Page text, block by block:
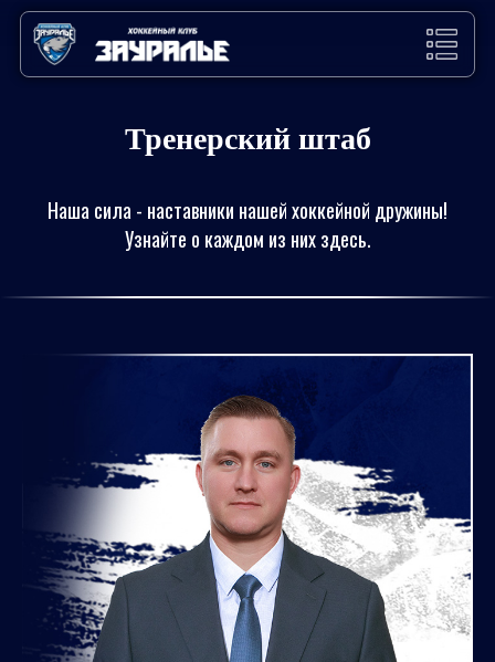
Тренерский штаб
Наша сила - наставники нашей хоккейной дружины!
Узнайте о каждом из них здесь.